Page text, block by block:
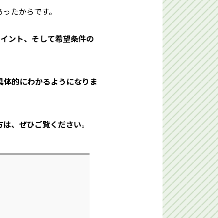
たからです。
ント、そして希望条件の
的にわかるようになりま
、ぜひご覧ください。